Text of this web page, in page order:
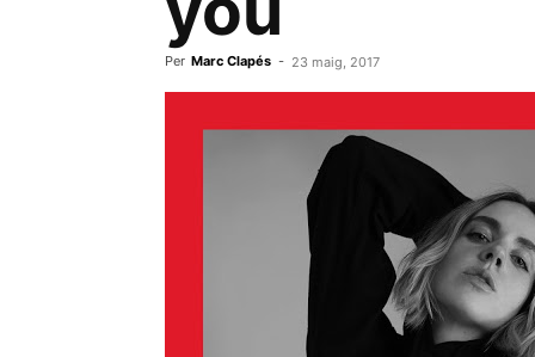
Per Marc Clapés - 23 maig, 2017